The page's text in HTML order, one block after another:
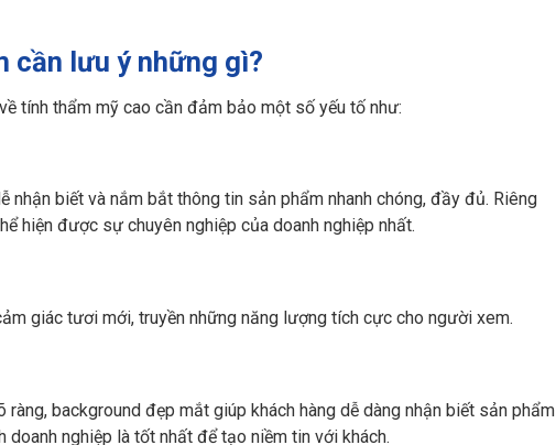
cần lưu ý những gì?
tính thẩm mỹ cao cần đảm bảo một số yếu tố như:
nhận biết và nắm bắt thông tin sản phẩm nhanh chóng, đầy đủ. Riêng
hiện được sự chuyên nghiệp của doanh nghiệp nhất.
giác tươi mới, truyền những năng lượng tích cực cho người xem.
background đẹp mắt giúp khách hàng dễ dàng nhận biết sản phẩm
nghiệp là tốt nhất để tạo niềm tin với khách.